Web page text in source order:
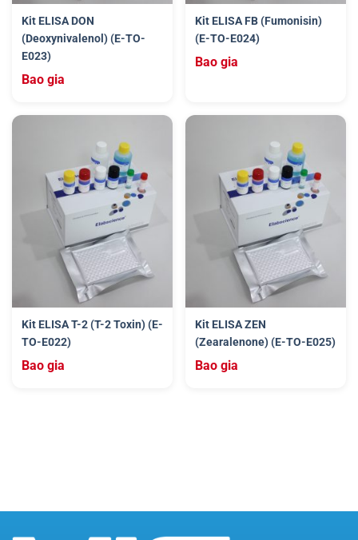
Kit ELISA DON
(Deoxynivalenol) (E-TO-
E023)
Bao gia
Kit ELISA FB (Fumonisin)
(E-TO-E024)
Bao gia
Kit ELISA T-2 (T-2 Toxin) (E-
TO-E022)
Bao gia
Kit ELISA ZEN
(Zearalenone) (E-TO-E025)
Bao gia